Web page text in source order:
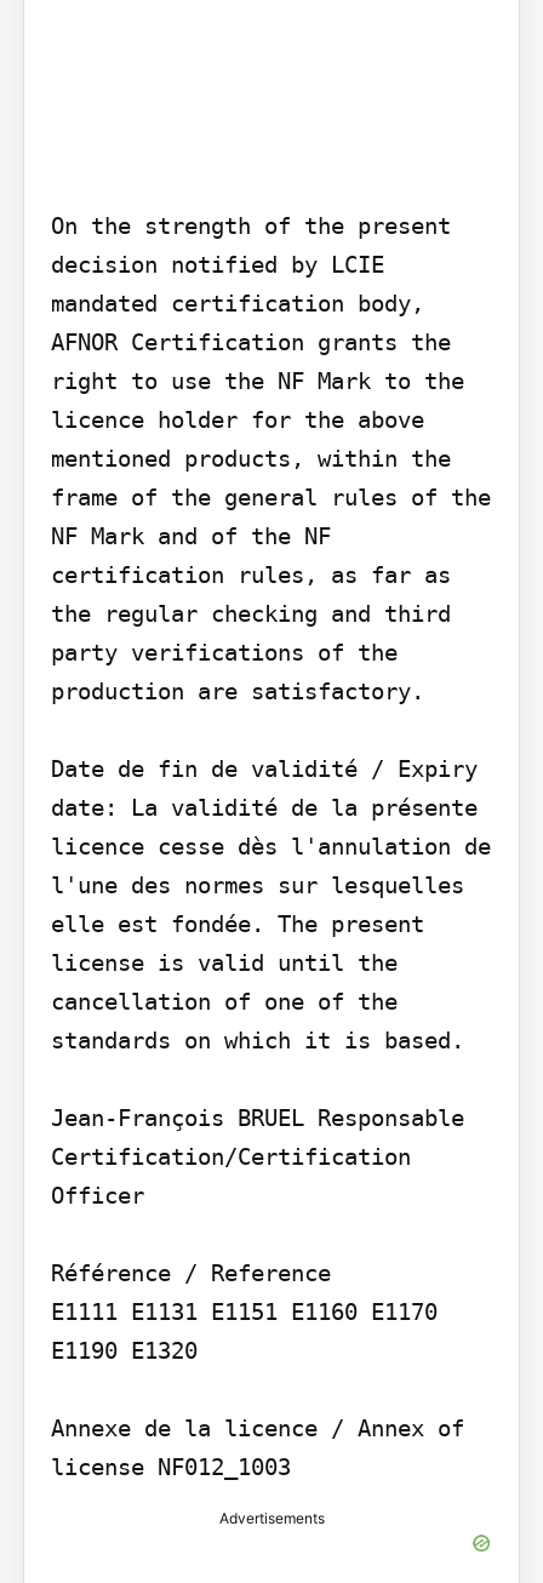
On the strength of the present
decision notified by LCIE
mandated certification body,
AFNOR Certification grants the
right to use the NF Mark to the
licence holder for the above
mentioned products, within the
frame of the general rules of the
NF Mark and of the NF
certification rules, as far as
the regular checking and third
party verifications of the
production are satisfactory.
Date de fin de validité / Expiry
date: La validité de la présente
licence cesse dès l'annulation de
l'une des normes sur lesquelles
elle est fondée. The present
license is valid until the
cancellation of one of the
standards on which it is based.
Jean-François BRUEL Responsable
Certification/Certification
Officer
Référence / Reference
E1111 E1131 E1151 E1160 E1170
E1190 E1320
Annexe de la licence / Annex of
license NF012_1003
Advertisements